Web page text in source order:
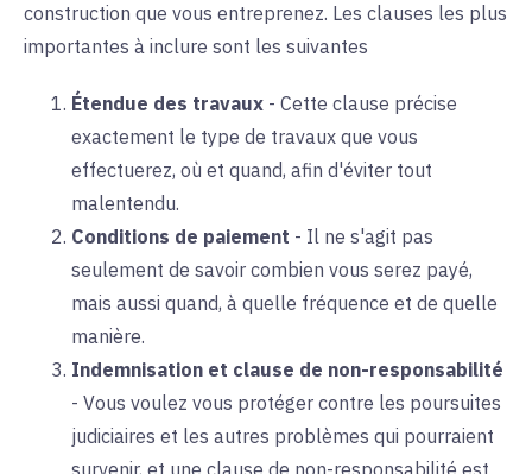
construction que vous entreprenez. Les clauses les plus
importantes à inclure sont les suivantes
Étendue des travaux - Cette clause précise
exactement le type de travaux que vous
effectuerez, où et quand, afin d'éviter tout
malentendu.
Conditions de paiement - Il ne s'agit pas
seulement de savoir combien vous serez payé,
mais aussi quand, à quelle fréquence et de quelle
manière.
Indemnisation et clause de non-responsabilité
- Vous voulez vous protéger contre les poursuites
judiciaires et les autres problèmes qui pourraient